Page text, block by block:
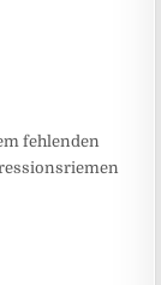
fehlenden